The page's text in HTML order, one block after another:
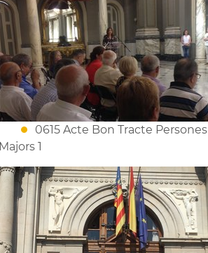
0615 Acte Bon Tracte Persones
Majors 1